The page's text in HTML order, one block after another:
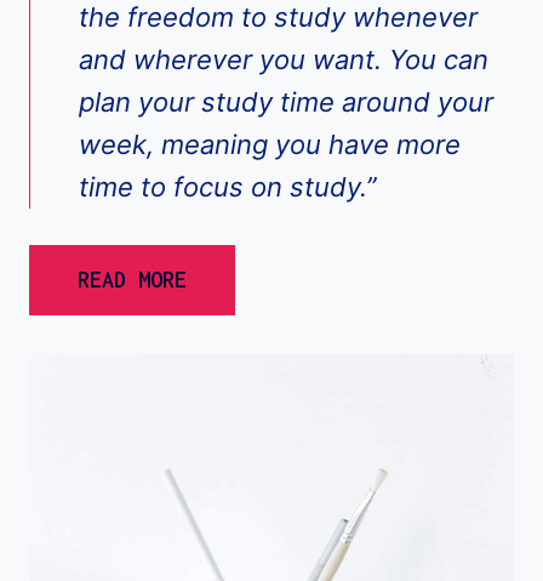
the freedom to study whenever
and wherever you want. You can
plan your study time around your
week, meaning you have more
time to focus on study.”
READ MORE